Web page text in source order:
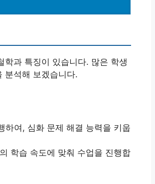
과 특징이 있습니다. 많은 학생
분석해 보겠습니다.
하여, 심화 문제 해결 능력을 키웁
학습 속도에 맞춰 수업을 진행합